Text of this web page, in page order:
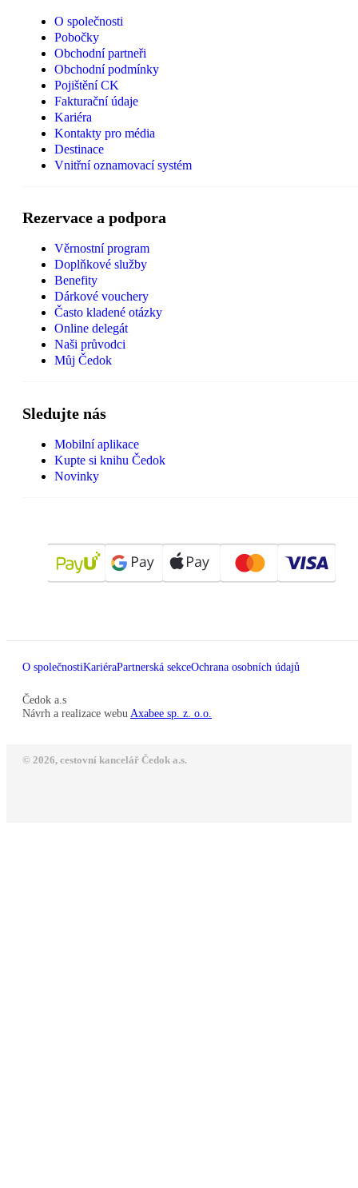
O společnosti
Pobočky
Obchodní partneři
Obchodní podmínky
Pojištění CK
Fakturační údaje
Kariéra
Kontakty pro média
Destinace
Vnitřní oznamovací systém
Rezervace a podpora
Věrnostní program
Doplňkové služby
Benefity
Dárkové vouchery
Často kladené otázky
Online delegát
Naši průvodci
Můj Čedok
Sledujte nás
Mobilní aplikace
Kupte si knihu Čedok
Novinky
O společnostiKariéraPartnerská sekceOchrana osobních údajů
Čedok a.s
Návrh a realizace webu Axabee sp. z. o.o.
© 2026, cestovní kancelář Čedok a.s.